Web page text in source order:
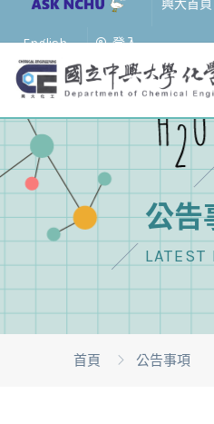
興大首頁
English 登入
公告
LATEST
首頁 公告事項